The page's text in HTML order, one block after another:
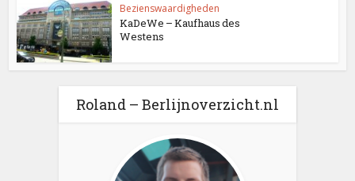
Bezienswaardigheden
KaDeWe – Kaufhaus des
Westens
Roland – Berlijnoverzicht.nl